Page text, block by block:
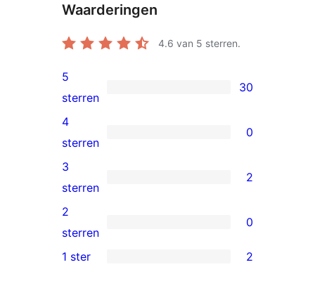
Waarderingen
4.6 van 5 sterren.
30
5
sterren
beoordelingen
5
sterren
30
0
4
sterren
beoordelingen
4
sterren
0
2
3
sterren
beoordelingen
3
sterren
2
0
2
2
sterren
0
1 ster 2